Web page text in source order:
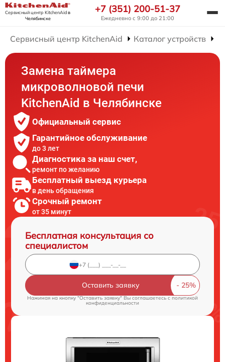
Сервисный центр KitchenAidв
Челябинске
+7 (351) 200-51-37
Ежедневно с 9:00 до 21:00
Сервисный центр KitchenAid Каталог устройств
Замена таймера
микроволновой печи
KitchenAid в Челябинске
Официальный сервис
Гарантийное обслуживание
до 3 лет
Диагностика за наш счет,
ремонт по желанию
Бесплатный выезд курьера
в день обращения
Срочный ремонт
от 35 минут
Бесплатная консультация со
специалистом
Оставить заявку
Нажимая на кнопку "Оставить заявку" Вы соглашаетесь cполитикой
конфиденциальности